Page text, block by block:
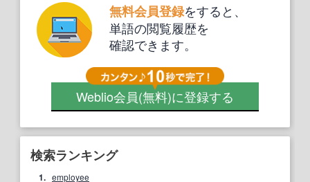
無料会員登録をすると、
単語の閲覧履歴を
確認できます。
Weblio会員(無料)に登録する
検索ランキング
1. employee